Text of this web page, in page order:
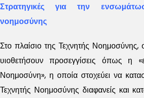
Στρατηγικές για την
νοημοσύνης
Στο πλαίσιο της Τεχνητής Νοημοσύνης,
υιοθετήσουν προσεγγίσεις όπως η
Νοημοσύνη», η οποία στοχεύει να
Τεχνητής Νοημοσύνης διαφανείς και